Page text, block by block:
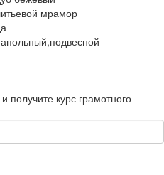
мрамор
получите курс грамотного